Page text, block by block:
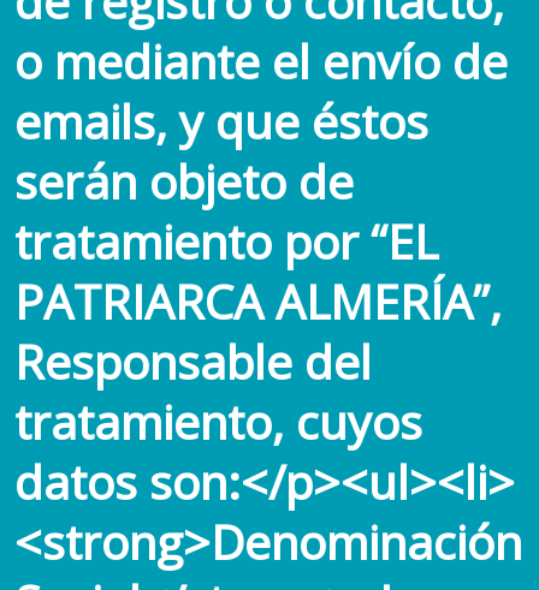
o mediante el envío de
emails, y que éstos
serán objeto de
tratamiento por “EL
PATRIARCA ALMERÍA”,
Responsable del
tratamiento, cuyos
datos son:</p><ul><li>
<strong>Denominación